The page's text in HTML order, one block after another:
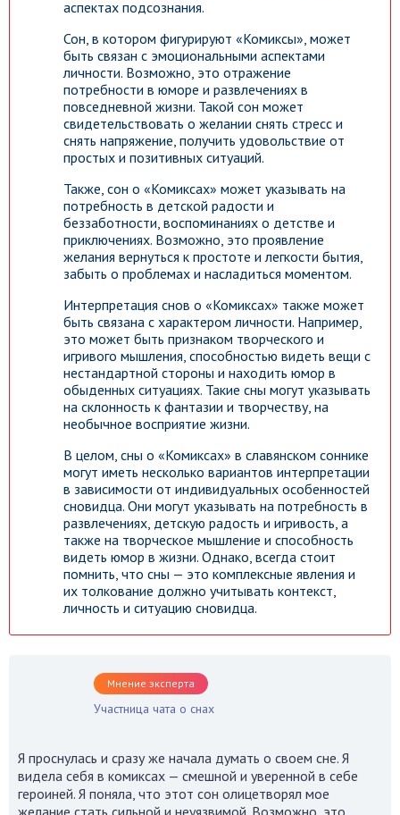
аспектах подсознания.
Сон, в котором фигурируют «Комиксы», может
быть связан с эмоциональными аспектами
личности. Возможно, это отражение
потребности в юморе и развлечениях в
повседневной жизни. Такой сон может
свидетельствовать о желании снять стресс и
снять напряжение, получить удовольствие от
простых и позитивных ситуаций.
Также, сон о «Комиксах» может указывать на
потребность в детской радости и
беззаботности, воспоминаниях о детстве и
приключениях. Возможно, это проявление
желания вернуться к простоте и легкости бытия,
забыть о проблемах и насладиться моментом.
Интерпретация снов о «Комиксах» также может
быть связана с характером личности. Например,
это может быть признаком творческого и
игривого мышления, способностью видеть вещи с
нестандартной стороны и находить юмор в
обыденных ситуациях. Такие сны могут указывать
на склонность к фантазии и творчеству, на
необычное восприятие жизни.
В целом, сны о «Комиксах» в славянском соннике
могут иметь несколько вариантов интерпретации
в зависимости от индивидуальных особенностей
сновидца. Они могут указывать на потребность в
развлечениях, детскую радость и игривость, а
также на творческое мышление и способность
видеть юмор в жизни. Однако, всегда стоит
помнить, что сны — это комплексные явления и
их толкование должно учитывать контекст,
личность и ситуацию сновидца.
Мнение эксперта
Участница чата о снах
Я проснулась и сразу же начала думать о своем сне. Я
видела себя в комиксах — смешной и уверенной в себе
героиней. Я поняла, что этот сон олицетворял мое
желание стать сильной и неуязвимой. Возможно, это